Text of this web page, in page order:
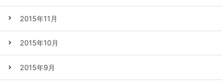
2015年11月
2015年10月
2015年9月